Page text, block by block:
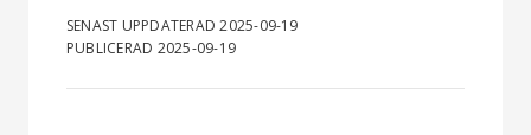
SENAST UPPDATERAD 2025-09-19
PUBLICERAD 2025-09-19